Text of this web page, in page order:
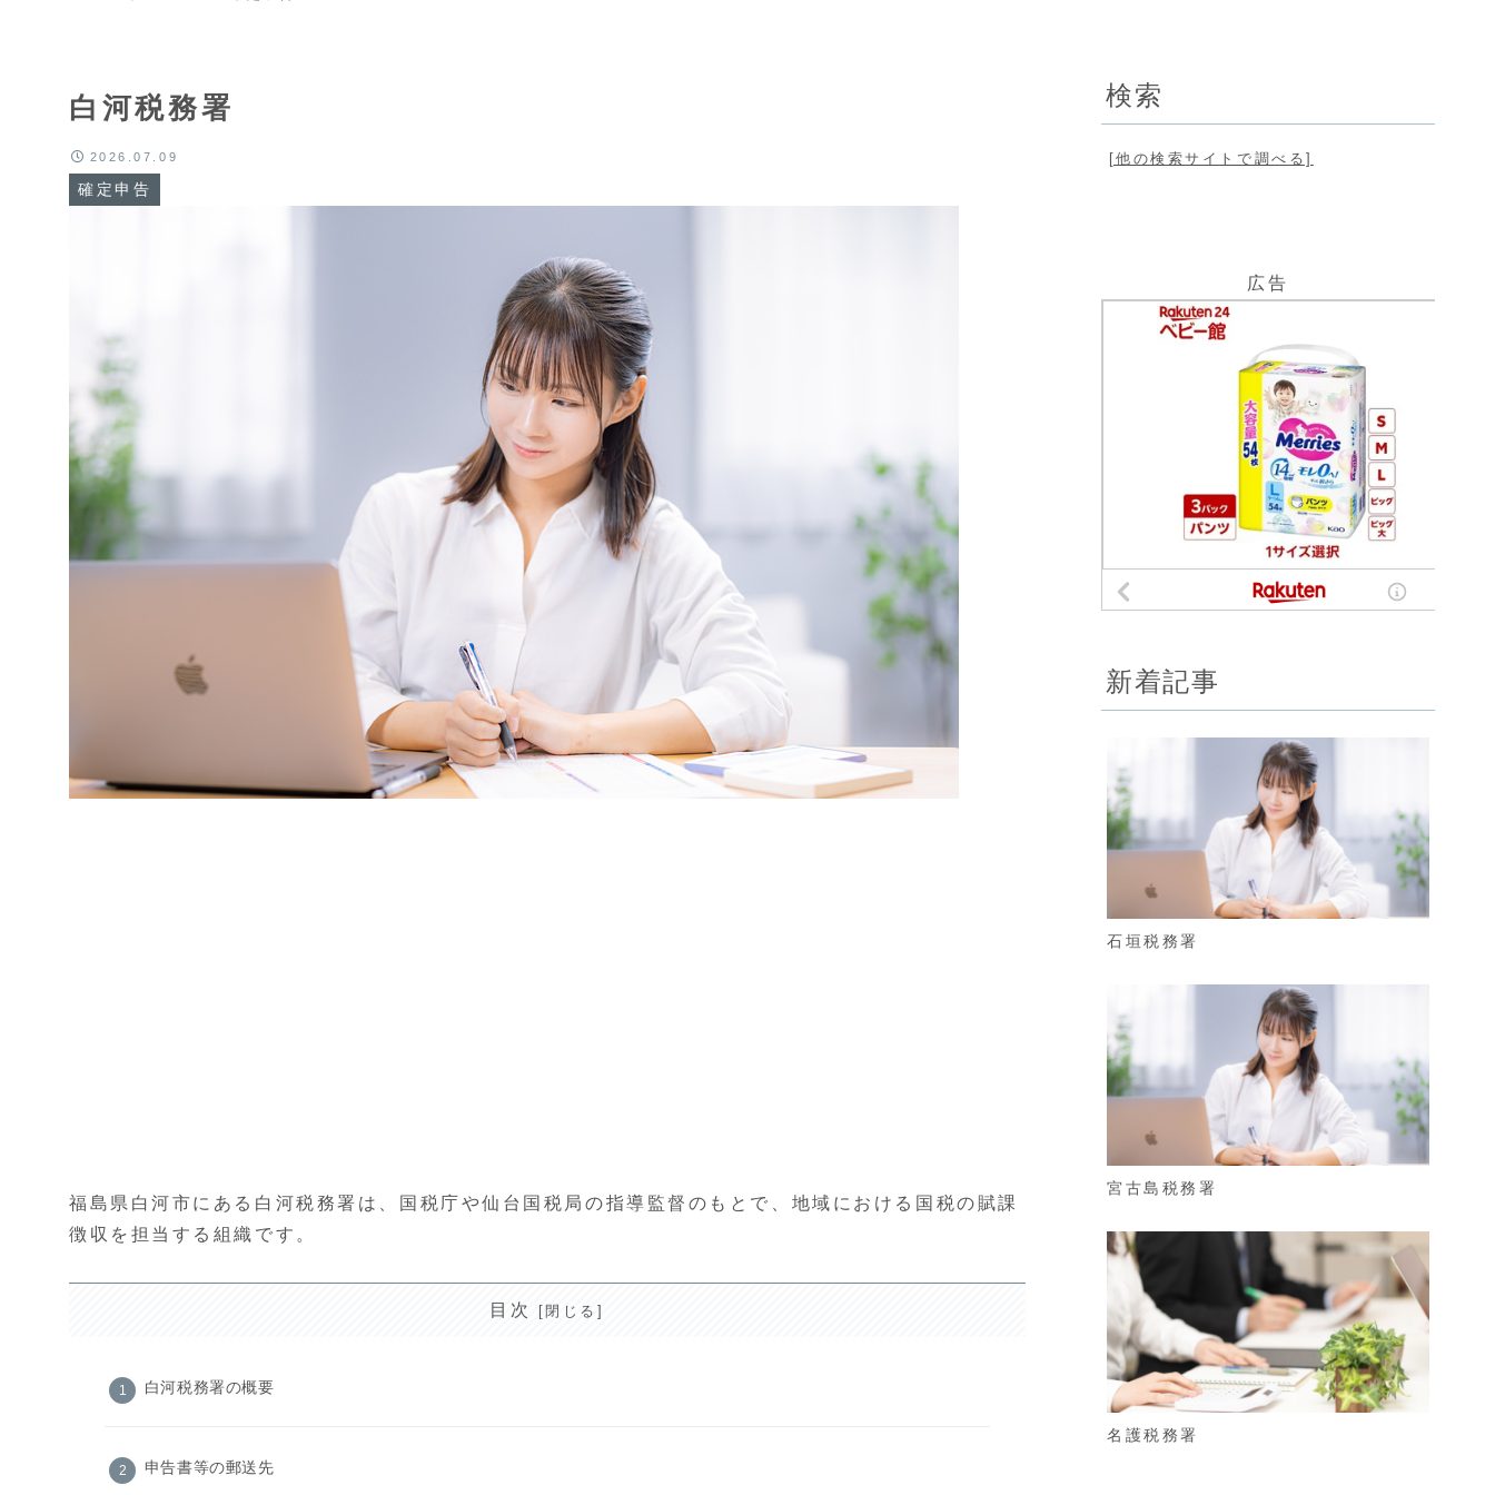
白河税務署
確定申告
2026.07.09
福島県白河市にある白河税務署は、国税庁や仙台国税局の指導監督のもとで、地域における国税の賦課
徴収を担当する組織です。
目次
白河税務署の概要
申告書等の郵送先
検索
[他の検索サイトで調べる]
広告
新着記事
石垣税務署
宮古島税務署
名護税務署